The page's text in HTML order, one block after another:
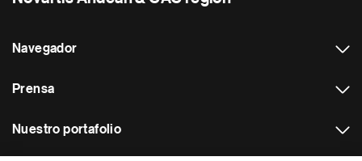
Navegador
Prensa
Nuestro portafolio